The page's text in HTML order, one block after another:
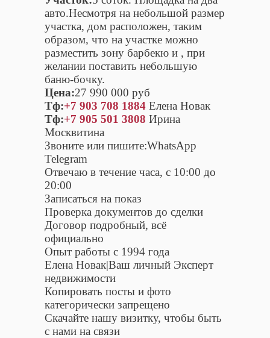
авто.Несмотря на небольшой размер
участка, дом расположен, таким
образом, что на участке можно
разместить зону барбекю и , при
желании поставить небольшую
баню-бочку.
Цена:27 990 000 руб
Тф:+7 903 708 1884 Елена Новак
Тф:+7 905 501 3808 Ирина
Москвитина
Звоните или пишите:WhatsApp
Telegram
Отвечаю в течение часа, с 10:00 до
20:00
Записаться на показ
Проверка документов до сделки
Договор подробный, всё
официально
Опыт работы с 1994 года
Елена Новак|Ваш личный Эксперт
недвижимости
Копировать посты и фото
категорически запрещено
Скачайте нашу визитку, чтобы быть
с нами на связи